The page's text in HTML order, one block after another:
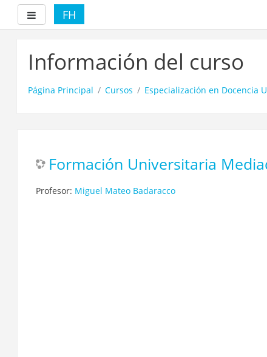
contenido
Panel lateral
FH
Información del curso
Página Principal Cursos Especialización en Docencia
Formación Universitaria
Profesor: Miguel Mateo Badaracco